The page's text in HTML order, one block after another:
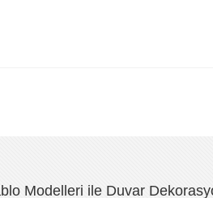
Modelleri ile Duvar